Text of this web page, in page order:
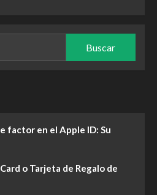
factor en el Apple ID: Su
o Tarjeta de Regalo de